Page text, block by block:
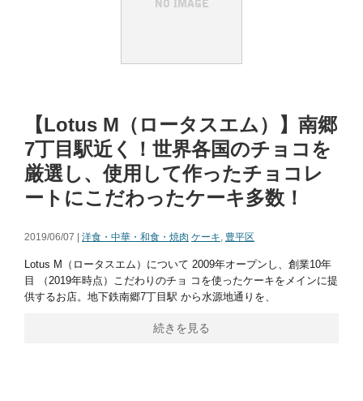
【Lotus M（ロータスエム）】南郷
7丁目駅近く！世界各国のチョコを
厳選し、使用して作ったチョコレ
ートにこだわったケーキ多数！
2019/06/07 | 洋食・中華・和食・焼肉 ケーキ, 豊平区
Lotus M（ロータスエム）について 2009年オープンし、創業10年
目 （2019年時点）こだわりのチョ コを使ったケーキをメインに提
供するお店。地下鉄南郷7丁目駅 から水源地通りを、
続きを見る